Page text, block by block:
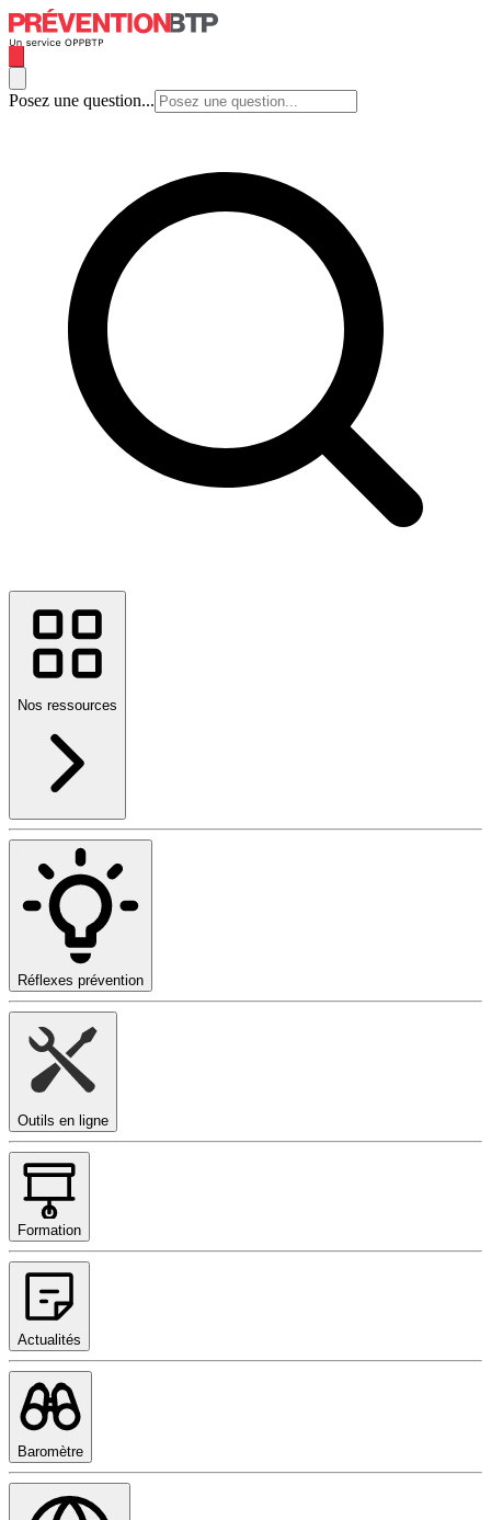
Posez une question...
Nos ressources
Réflexes prévention
Outils en ligne
Formation
Actualités
Baromètre